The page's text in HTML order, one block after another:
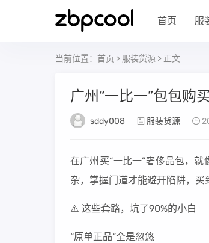
首页 服
当前位置： 首页 > 服装货源 > 正文
广州“一比一”包包购
sddy008 服装货源
在广州买“一比一”奢侈品包，
杂，掌握门道才能避开陷阱，买
⚠️ 这些套路，坑了90%的小白
“原单正品”全是忽悠